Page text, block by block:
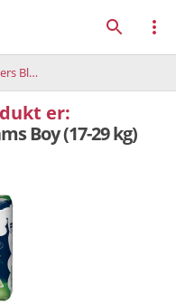
Boy (17-29 kg)
er:
Boy (17-29 kg)